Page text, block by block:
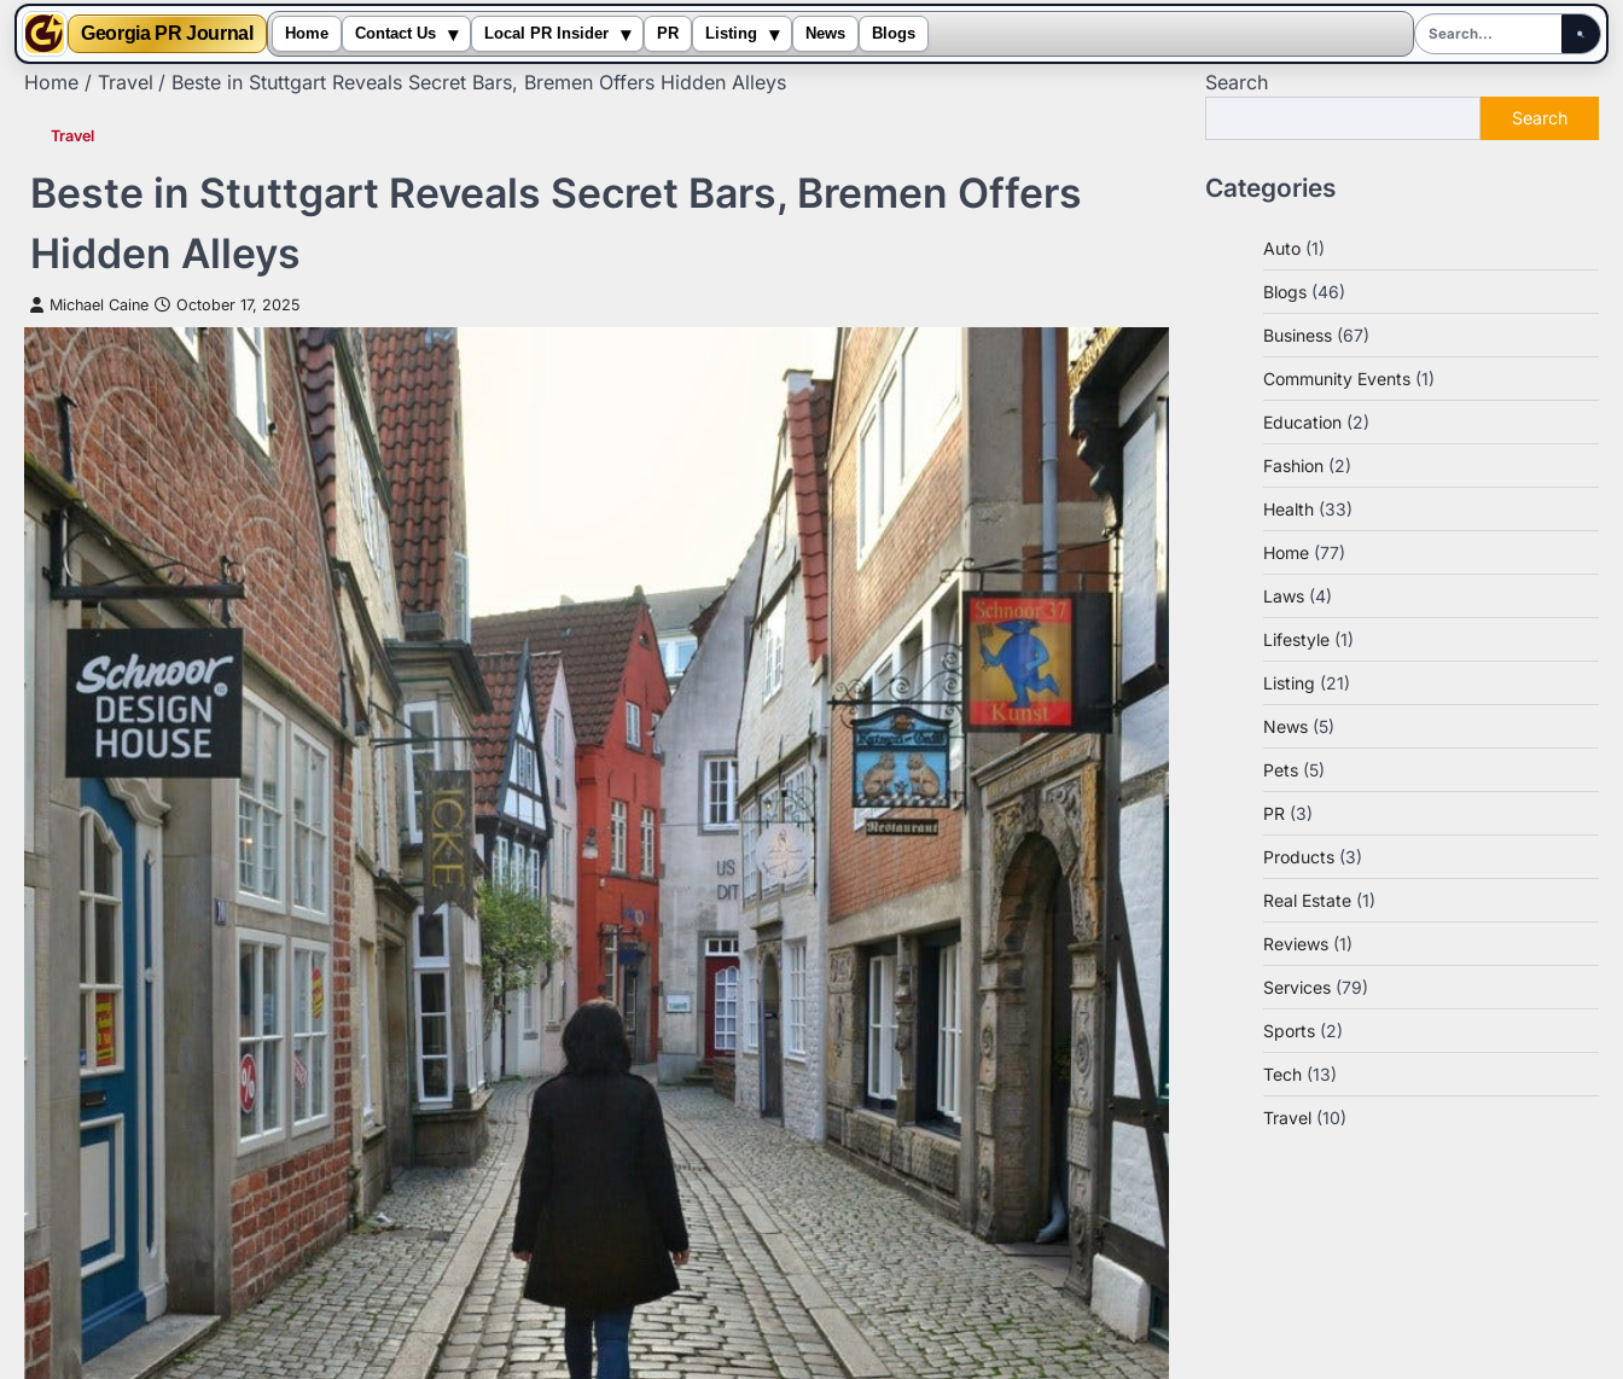
Georgia PR Journal Home Contact Us ▾ Local PR Insider ▾ PR Listing ▾ News Blogs
Skip
content
Home Travel Beste in Stuttgart Reveals Secret Bars, Bremen Offers Hidden Alleys
Travel
Beste in Stuttgart Reveals Secret Bars, Bremen Offers
Hidden Alleys
Michael Caine October 17, 2025
Search
Search
Categories
Auto (1)
Blogs (46)
Business (67)
Community Events (1)
Education (2)
Fashion (2)
Health (33)
Home (77)
Laws (4)
Lifestyle (1)
Listing (21)
News (5)
Pets (5)
PR (3)
Products (3)
Real Estate (1)
Reviews (1)
Services (79)
Sports (2)
Tech (13)
Travel (10)